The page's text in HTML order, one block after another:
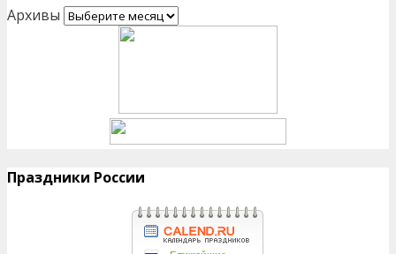
Архивы
Праздники России